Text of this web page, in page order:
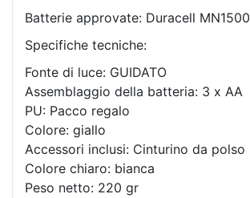
Batterie approvate: Duracell MN1500
Specifiche tecniche:
Fonte di luce: GUIDATO
Assemblaggio della batteria: 3 x AA
PU: Pacco regalo
Colore: giallo
Accessori inclusi: Cinturino da polso
Colore chiaro: bianca
Peso netto: 220 gr